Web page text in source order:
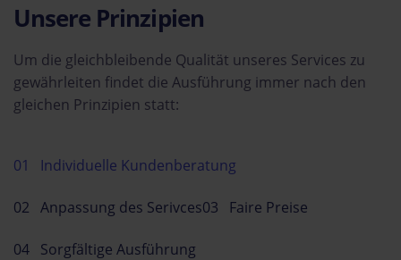
Unsere Prinzipien
Um die gleichbleibende Qualität unseres Services zu
gewährleiten findet die Ausführung immer nach den
gleichen Prinzipien statt:
01 Individuelle Kundenberatung
02 Anpassung des Serivces03 Faire Preise
04 Sorgfältige Ausführung